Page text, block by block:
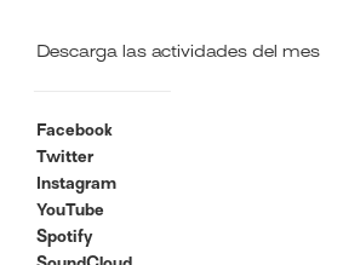
Descarga las actividades del mes
Facebook
Twitter
Instagram
YouTube
Spotify